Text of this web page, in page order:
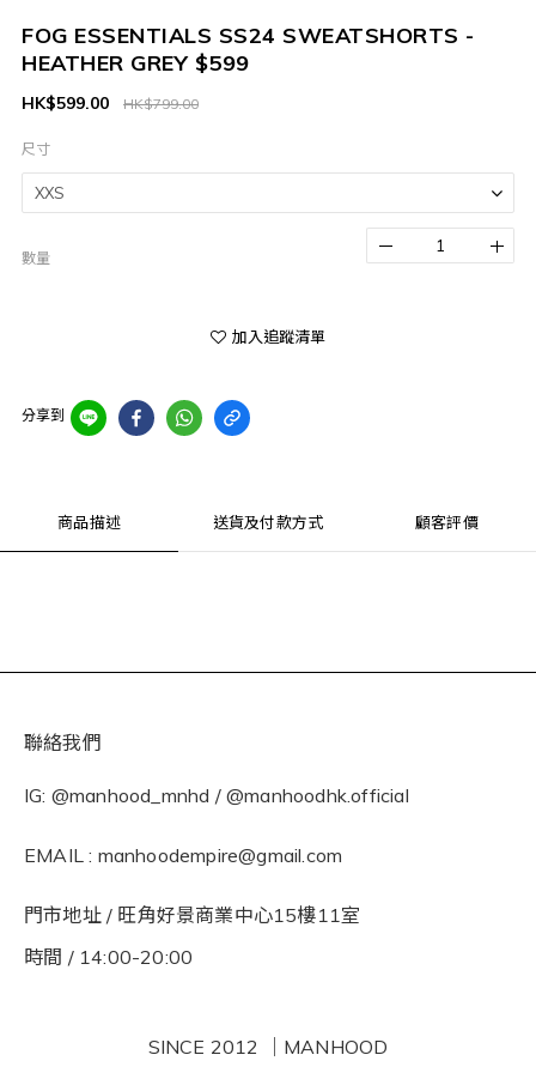
FOG ESSENTIALS SS24 SWEATSHORTS -
HEATHER GREY $599
HK$799.00
HK$599.00
尺寸
數量
加入追蹤清單
分享到
商品描述 送貨及付款方式 顧客評價
聯絡我們
IG: @manhood_mnhd / @manhoodhk.official
EMAIL : manhoodempire@gmail.com
門市地址 / 旺角好景商業中心15樓11室
時間 / 14:00-20:00
SINCE 2012 ｜MANHOOD